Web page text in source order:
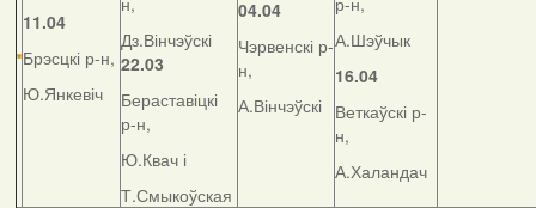
11.04
Брэсцкі р-н,
Ю.Янкевіч
Дз.Вінчэўскі
22.03
Бераставіцкі
р-н,
Ю.Квач і
Т.Смыкоўская
04.04
Чэрвенскі р-
н,
А.Вінчэўскі
А.Шэўчык
16.04
Веткаўскі р-
н,
А.Халандач